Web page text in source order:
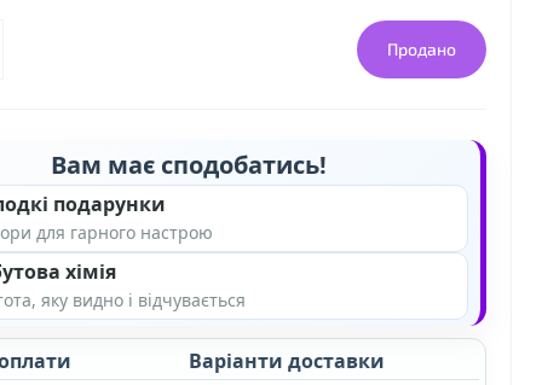
Продано
Вам має сподобатись!
подарунки
для гарного настрою
хімія
яку видно і відчувається
Варіанти доставки